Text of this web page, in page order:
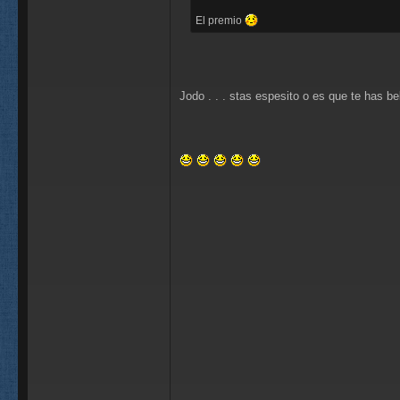
El premio
Jodo . . . stas espesito o es que te has